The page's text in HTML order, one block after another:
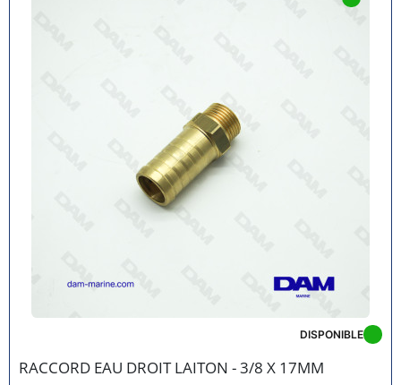
RACCORD EAU DROIT LAITON - 3/8 X 17MM
DISPONIBLE